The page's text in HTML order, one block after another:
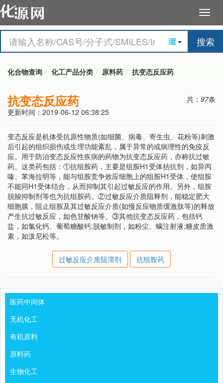
搜索
化合物查询 化工产品分类 原料药 抗变态反应药
抗变态反应药 共： 97条
更新时间：2019-06-12 06:38:25
变态反应是机体受抗原性物质(如细菌、病毒、寄生虫、花粉等)刺激
后引起的组织损伤或生理功能紊乱，属于异常的或病理性的免疫反
应。用于防治变态反应性疾病的药物为抗变态反应药，亦称抗过敏
药。这类药包括：①抗组胺药，主要是组胺H1受体拮抗剂，如异丙
嗪、苯海拉明等，能与组胺竞争效应细胞上的组胺H1受体，使组胺
不能同H1受体结合，从而抑制其引起过敏反应的作用。另外，组胺
脱羧抑制剂等也为抗组胺药。②过敏反应介质阻释剂，能稳定肥大
细胞膜，阻止组胺及其过敏反应介质(如慢反应物质缓激肽等)的释放
产生抗过敏反应，如色甘酸钠等。③其他抗变态反应药，包括钙
盐，如氯化钙、葡萄糖酸钙;脱敏制剂，如粉尘、螨注射液;糖皮质激
素，如泼尼松等。
过敏反应介质阻滞剂 抗组胺药
医药中间体
无机化工
有机原料
原料药
生物化工